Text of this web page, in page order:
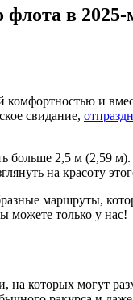
в 2025-
и
свидание,
2,5 м (2,59
на красоту
маршруты,
можете только у нас!
которых могут